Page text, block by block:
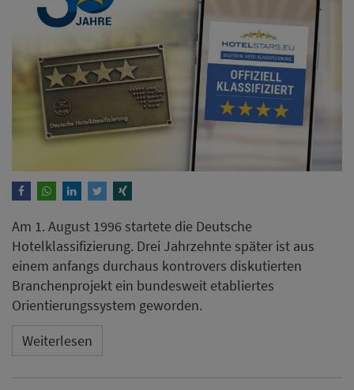
Am 1. August 1996 startete die Deutsche
Hotelklassifizierung. Drei Jahrzehnte später ist aus
einem anfangs durchaus kontrovers diskutierten
Branchenprojekt ein bundesweit etabliertes
Orientierungssystem geworden.
Weiterlesen